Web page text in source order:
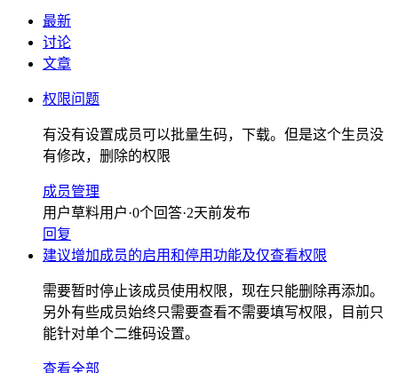
最新
讨论
文章
权限问题
有没有设置成员可以批量生码，下载。但是这个生员没
有修改，删除的权限
成员管理
用户草料用户·0个回答·2天前发布
回复
建议增加成员的启用和停用功能及仅查看权限
需要暂时停止该成员使用权限，现在只能删除再添加。
另外有些成员始终只需要查看不需要填写权限，目前只
能针对单个二维码设置。
查看全部